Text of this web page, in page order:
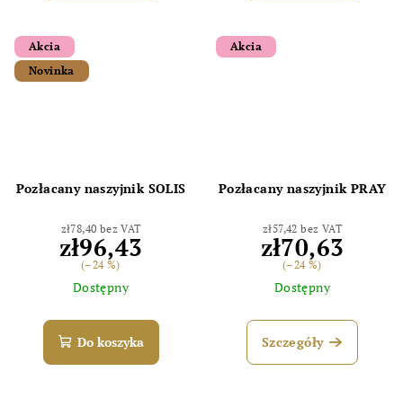
Akcia
Novinka
Pozłacany naszyjnik SOLIS
zł78,40 bez VAT
zł96,43
(–24 %)
Dostępny
Do koszyka
Akcia
Pozłacany naszyjnik PRAY
zł57,42 bez VAT
zł70,63
(–24 %)
Dostępny
Szczegóły